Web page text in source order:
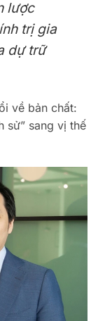
lược
trị gia
dự trữ
về bản chất:
sử” sang vị thế